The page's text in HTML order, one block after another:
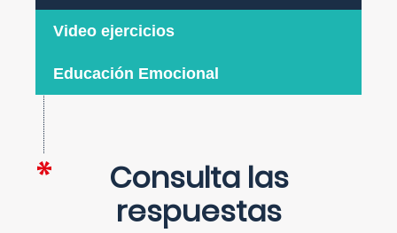
Video ejercicios
Educación Emocional
Consulta las
respuestas